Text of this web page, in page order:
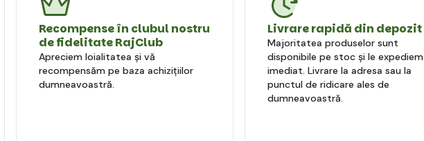
Recompense în clubul nostru
de fidelitate RajClub
Apreciem loialitatea și vă
recompensăm pe baza achizițiilor
dumneavoastră.
Livrare rapidă din depozit
Majoritatea produselor sunt
disponibile pe stoc și le expediem
imediat. Livrare la adresa sau la
punctul de ridicare ales de
dumneavoastră.